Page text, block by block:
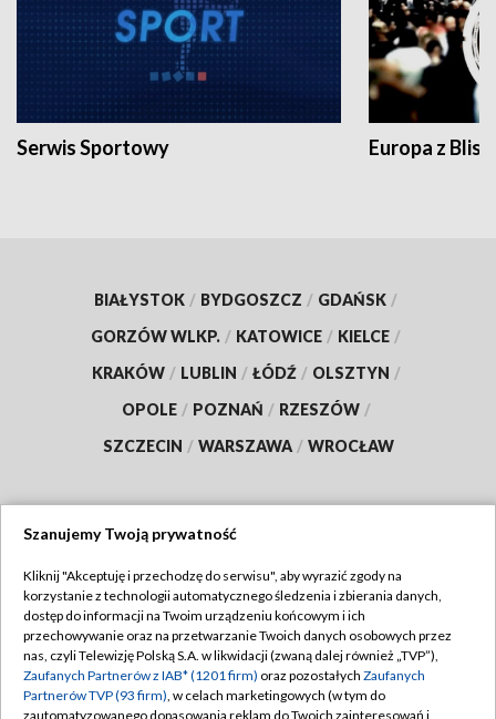
Serwis Sportowy Europa z
BIAŁYSTOK / BYDGOSZCZ / GDAŃSK /
GORZÓW WLKP. / KATOWICE / KIELCE /
KRAKÓW / LUBLIN / ŁÓDŹ / OLSZTYN /
OPOLE / POZNAŃ / RZESZÓW /
SZCZECIN / WARSZAWA / WROCŁAW
TVP
Abonament TVP
Emisja w TVP
Centrum informacji TVP
Regulamin TVP
Polityka prywatności
Moje zgody
Szanujemy Twoją prywatność
Kliknij "Akceptuję i przechodzę do serwisu", aby wyrazić zgody na
korzystanie z technologii automatycznego śledzenia i zbierania danych,
dostęp do informacji na Twoim urządzeniu końcowym i ich
przechowywanie oraz na przetwarzanie Twoich danych osobowych przez
nas, czyli Telewizję Polską S.A. w likwidacji (zwaną dalej również „TVP”),
Zaufanych Partnerów z IAB* (1201 firm) oraz pozostałych Zaufanych
Partnerów TVP (93 firm), w celach marketingowych (w tym do
zautomatyzowanego dopasowania reklam do Twoich zainteresowań i